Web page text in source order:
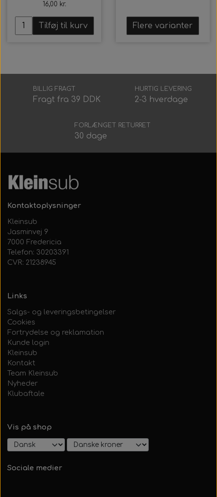
16,00 kr.
Tilføj til kurv Flere varianter
BILLIG FRAGT
Fragt fra 39 DDK
HURTIG LEVERING
2-3 hverdage
FORLÆNGET RETURRET
30 dage
Kontaktoplysninger
Kleinsub
Jasminvej 9
7000 Fredericia
Telefon: 30203391
CVR: 21238945
Links
Salgs- og leveringsbetingelser
Cookies
Fortrydelse og reklamation
Kunde login
Kleinsub
Kontakt
Team Kleinsub
Nyheder
Klubaftale
Vis på shop
Sociale medier